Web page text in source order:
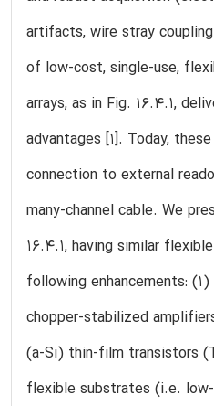
artifacts, wire stray
of low-cost, single-use,
arrays, as in Fig. 16.4.1,
advantages [1]. Today,
connection to external
many-channel cable. We
16.4.1, having similar
following enhancements:
chopper-stabilized
(a-Si) thin-film transistors
flexible substrates (i.e.